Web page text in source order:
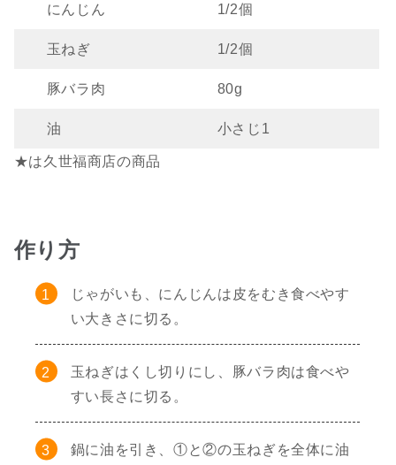
にんじん 1/2個
玉ねぎ 1/2個
豚バラ肉 80g
油 小さじ1
★は久世福商店の商品
作り方
じゃがいも、にんじんは皮をむき食べやす
い大きさに切る。
玉ねぎはくし切りにし、豚バラ肉は食べや
すい長さに切る。
鍋に油を引き、①と②の玉ねぎを全体に油